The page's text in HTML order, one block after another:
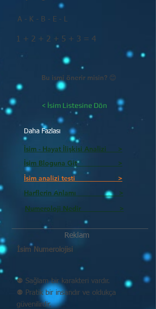
A - K - B - E - L
1 + 2 + 2 + 5 + 3 = 4
Bu ismi önerir misin? 😊
< İsim Listesine Dön
Daha Fazlası
İsim - Hayat İlişkisi Analizi >
İsim Bloguna Git >
İsim analizi testi >
Harflerin Anlamı >
Numeroloji Nedir_________ >
Reklam
İsim Numerolojisi
⚉ Sağlam bir karakteri vardır.
⚉ Pratik bir insandır ve oldukça
güvenilirdir.